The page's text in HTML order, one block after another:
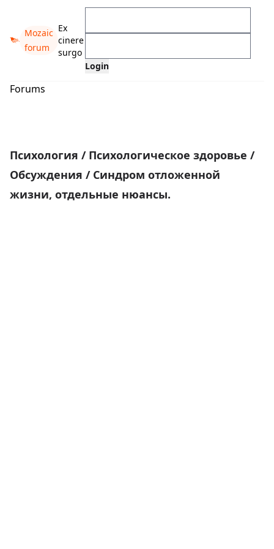
Mozaic
forum
Ex
cinere
surgo
Forums
Психология / Психологическое здоровье /
Обсуждения / Синдром отложенной
жизни, отдельные нюансы.